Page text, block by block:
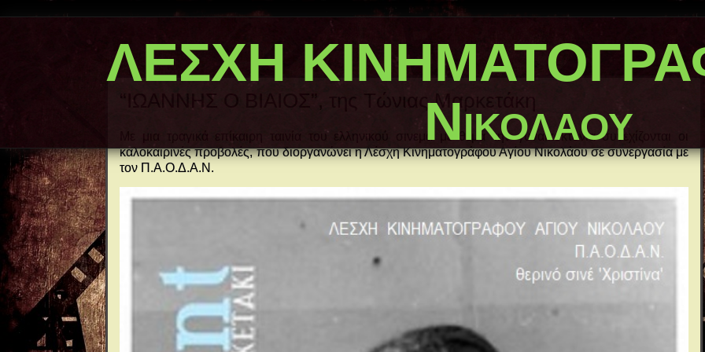
ΛΕΣΧΗ
Νικολάου
“ΙΩΑΝΝΗΣ Ο ΒΙΑΙΟΣ”, της Τώνιας Μαρκετάκη
Με μια τραγικά επίκαιρη ταινία του ελληνικού σινεμά με θέμα την γυναικοκτονία συνεχίζονται οι
καλοκαιρινές προβολές, που διοργανώνει η Λέσχη Κινηματογράφου Αγίου Νικολάου σε συνεργασία με
τον Π.Α.Ο.Δ.Α.Ν.